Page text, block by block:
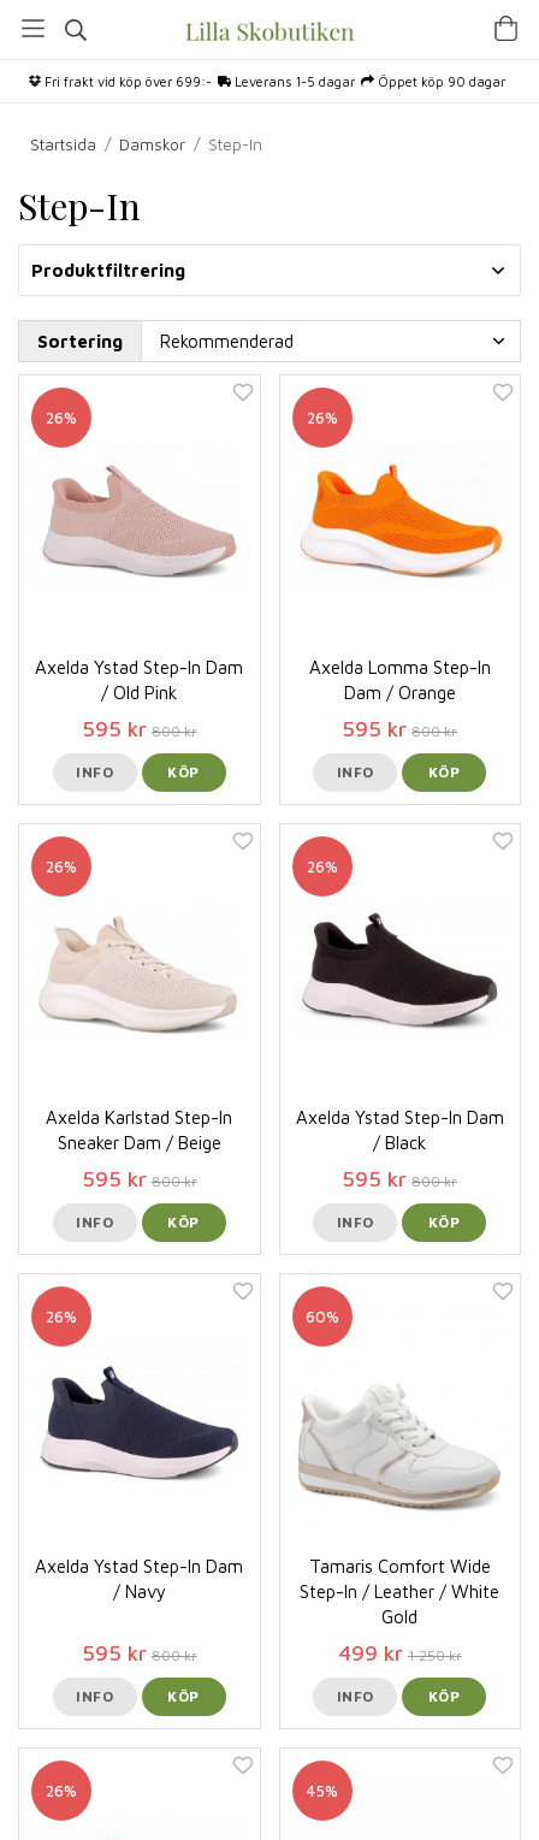
Fri frakt vid köp över 699:- Leverans 1-5 dagar Öppet köp 90 dagar
Startsida / Damskor / Step-In
Step-In
Produktfiltrering
Sortering
26%
Axelda Ystad Step-In Dam
/ Old Pink
595 kr 800 kr
INFO KÖP
26%
Axelda Lomma Step-In
Dam / Orange
595 kr 800 kr
INFO KÖP
26%
Axelda Karlstad Step-In
Sneaker Dam / Beige
595 kr 800 kr
INFO KÖP
26%
Axelda Ystad Step-In Dam
/ Black
595 kr 800 kr
INFO KÖP
26%
Axelda Ystad Step-In Dam
/ Navy
595 kr 800 kr
INFO KÖP
60%
Tamaris Comfort Wide
Step-In / Leather / White
Gold
499 kr 1 250 kr
INFO KÖP
26% 45%